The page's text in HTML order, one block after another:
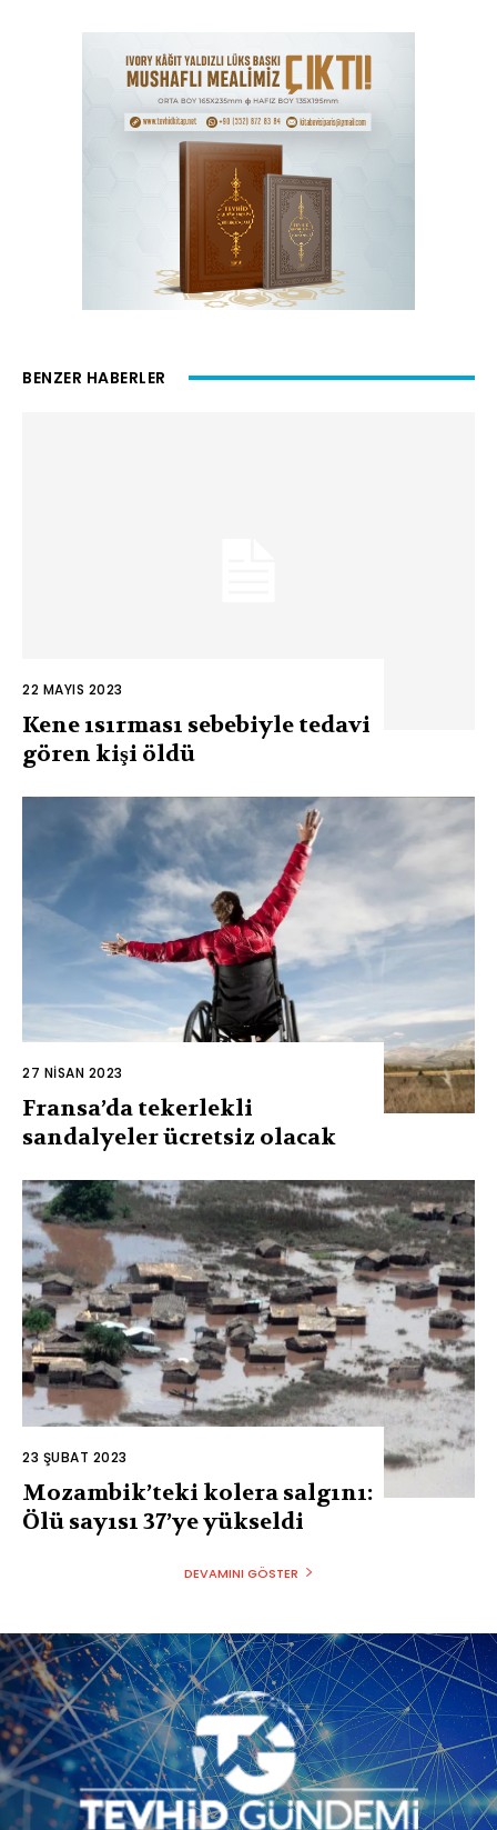
BENZER HABERLER
22 MAYIS 2023
Kene ısırması sebebiyle tedavi
gören kişi öldü
27 NISAN 2023
Fransa’da tekerlekli
sandalyeler ücretsiz olacak
23 ŞUBAT 2023
Mozambik’teki kolera salgını:
Ölü sayısı 37’ye yükseldi
DEVAMINI GÖSTER